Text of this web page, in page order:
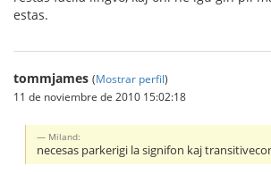
estas.
tommjames (Mostrar perfil)
11 de noviembre de 2010 15:02:18
Miland:
necesas parkerigi la signifon kaj